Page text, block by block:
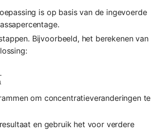
is op basis van de ingevoerde
Bijvoorbeeld, het berekenen van
om concentratieveranderingen te
en gebruik het voor verdere